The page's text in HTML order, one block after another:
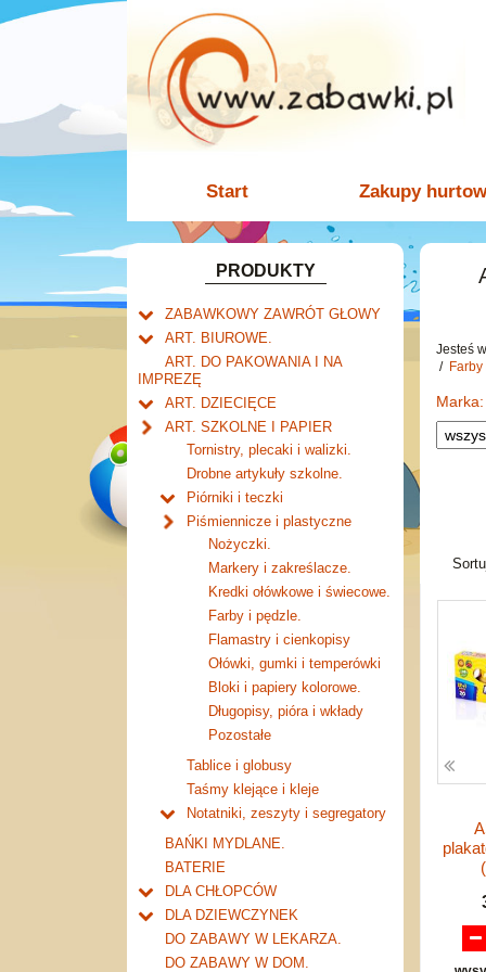
Start Zakupy
PRODUKTY
ZABAWKOWY ZAWRÓT GŁOWY
Welly.
Mały naukowiec.
Zabawki dla chłopców.
cybertransformacja
Akcesoria dla lalek.
ART. BIUROWE.
Kalendarze.
Książkowe
Wieloletnie
Ścienne
Zdzieraki
Dziurkacze i zszywacze.
Klipy i spinacze.
Korektory.
Skoroszyty, teczki i segregatory.
ART. DO PAKOWANIA I NA
IMPREZĘ
ART. DZIECIĘCE
Artykuły drogeryjne.
Produkty dla mamy i
niemowlaka.
ART. SZKOLNE I PAPIER
Tornistry, plecaki i walizki.
Drobne artykuły szkolne.
Piórniki i teczki
Piórniki bez wyposażenia.
Tuby i saszetki.
Teczki.
Pozostałe.
Piśmiennicze i plastyczne
Nożyczki.
Markery i zakreślacze.
Kredki ołówkowe i świecowe.
Farby i pędzle.
Flamastry i cienkopisy
Ołówki, gumki i temperówki
Bloki i papiery kolorowe.
Długopisy, pióra i wkłady
Pozostałe
Tablice i globusy
Taśmy klejące i kleje
Notatniki, zeszyty i segregatory
Zeszyty 60 kartkowe
BAŃKI MYDLANE.
BATERIE
DLA CHŁOPCÓW
Do kieszeni ....
Garaże i warsztaty
Tory samochodowe i kolejki
DLA DZIEWCZYNEK
Ulubieni przyjaciele
Akcesoria młodej damy
DO ZABAWY W LEKARZA.
DO ZABAWY W DOM.
Jesteś
/
Marka: